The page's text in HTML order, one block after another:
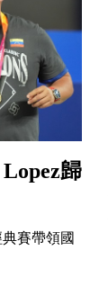
歸
賽帶領國